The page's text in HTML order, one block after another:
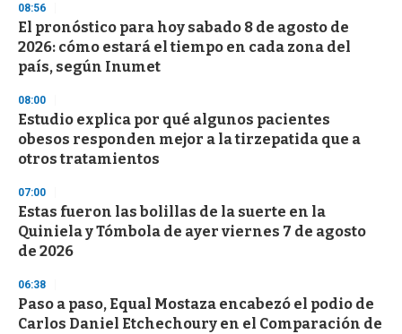
08:56
El pronóstico para hoy sabado 8 de agosto de
2026: cómo estará el tiempo en cada zona del
país, según Inumet
08:00
Estudio explica por qué algunos pacientes
obesos responden mejor a la tirzepatida que a
otros tratamientos
07:00
Estas fueron las bolillas de la suerte en la
Quiniela y Tómbola de ayer viernes 7 de agosto
de 2026
06:38
Paso a paso, Equal Mostaza encabezó el podio de
Carlos Daniel Etchechoury en el Comparación de